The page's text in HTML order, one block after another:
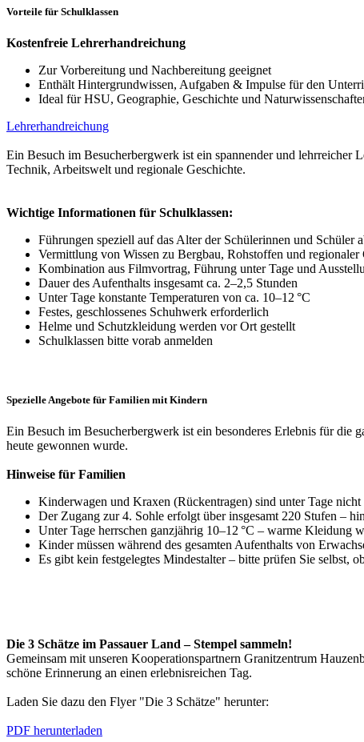
Vorteile für Schulklassen
Kostenfreie Lehrerhandreichung
Zur Vorbereitung und Nachbereitung geeignet
Enthält Hintergrundwissen, Aufgaben & Impulse für den
Ideal für HSU, Geographie, Geschichte und
Lehrerhandreichung
Ein Besuch im Besucherbergwerk ist ein spannender und lehrreicher
Technik, Arbeitswelt und regionale Geschichte.
Wichtige Informationen für Schulklassen:
Führungen speziell auf das Alter der Schülerinnen und Schüler
Vermittlung von Wissen zu Bergbau, Rohstoffen und regionaler
Kombination aus Filmvortrag, Führung unter Tage und
Dauer des Aufenthalts insgesamt ca. 2–2,5 Stunden
Unter Tage konstante Temperaturen von ca. 10–12 °C
Festes, geschlossenes Schuhwerk erforderlich
Helme und Schutzkleidung werden vor Ort gestellt
Schulklassen bitte vorab anmelden
Spezielle Angebote für Familien mit Kindern
Ein Besuch im Besucherbergwerk ist ein besonderes Erlebnis für die
heute gewonnen wurde.
Hinweise für Familien
Kinderwagen und Kraxen (Rückentragen) sind unter Tage
Der Zugang zur 4. Sohle erfolgt über insgesamt 220 Stufen –
Unter Tage herrschen ganzjährig 10–12 °C – warme Kleidung
Kinder müssen während des gesamten Aufenthalts von
Es gibt kein festgelegtes Mindestalter – bitte prüfen Sie selbst,
Die 3 Schätze im Passauer Land – Stempel sammeln!
Gemeinsam mit unseren Kooperationspartnern Granitzentrum
schöne Erinnerung an einen erlebnisreichen Tag.
Laden Sie dazu den Flyer "Die 3 Schätze" herunter:
PDF herunterladen